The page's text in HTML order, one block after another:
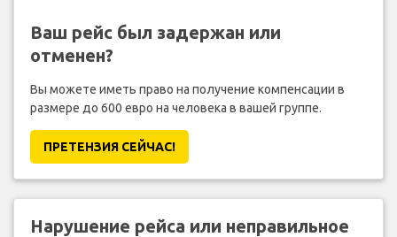
Ваш рейс был задержан или
отменен?
Вы можете иметь право на получение компенсации в
размере до 600 евро на человека в вашей группе.
ПРЕТЕНЗИЯ CЕЙЧАС!
Нарушение рейса или неправильное